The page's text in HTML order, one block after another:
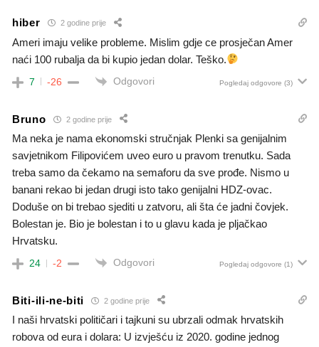
hiber 2 godine prije
Ameri imaju velike probleme. Mislim gdje ce prosječan Amer
naći 100 rubalja da bi kupio jedan dolar. Teško.
7 -26 Odgovori Pogledaj odgovore (3)
Bruno 2 godine prije
Ma neka je nama ekonomski stručnjak Plenki sa genijalnim
savjetnikom Filipovićem uveo euro u pravom trenutku. Sada
treba samo da čekamo na semaforu da sve prođe. Nismo u
banani rekao bi jedan drugi isto tako genijalni HDZ-ovac.
Doduše on bi trebao sjediti u zatvoru, ali šta će jadni čovjek.
Bolestan je. Bio je bolestan i to u glavu kada je pljačkao
Hrvatsku.
24 -2 Odgovori Pogledaj odgovore (1)
Biti-ili-ne-biti 2 godine prije
I naši hrvatski političari i tajkuni su ubrzali odmak hrvatskih
robova od eura i dolara: U izvješću iz 2020. godine jednog